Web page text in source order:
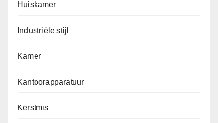
Huiskamer
Industriële stijl
Kamer
Kantoorapparatuur
Kerstmis